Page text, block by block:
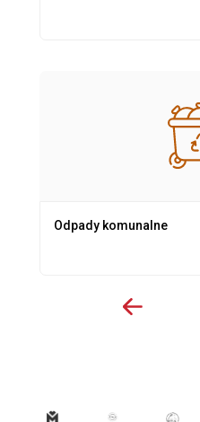
Odpady komunalne